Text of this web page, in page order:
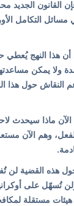
فإن القانون
التكامل
هذا النهج يُعطي
ولا يمكن
حول هذا
ماذا سيحدث
وهم الآن
هذه القضية لن
تُسهّل على
مستقلة